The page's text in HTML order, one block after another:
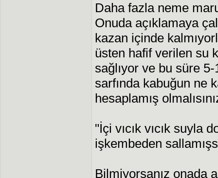
Daha fazla neme
Onuda açıklamaya
kazan içinde
üsten hafif verilen su
sağlıyor ve bu süre
sarfında kabuğun ne
hesaplamış
"İçi vıcık vıcık suyla
işkembeden
Bilmiyorsanız onada